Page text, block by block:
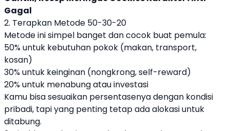
Gagal
2. Terapkan Metode 50-30-20
Metode ini simpel banget dan cocok buat pemula:
50% untuk kebutuhan pokok (makan, transport,
kosan)
30% untuk keinginan (nongkrong, self-reward)
20% untuk menabung atau investasi
Kamu bisa sesuaikan persentasenya dengan kondisi
pribadi, tapi yang penting tetap ada alokasi untuk
ditabung.